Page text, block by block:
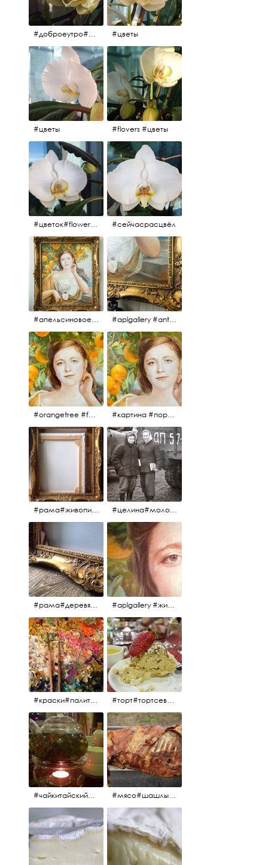
#доброеутро#май#солнце#цветы #майсолнцецветы #цветы
#цветы #flovers #цветы
#цветок#flowers #💜🌸 #сейчасрасцвёл
#апельсиновоедерево #плодородие #изобилие #картина #портрет #живопись #девушка #апельсиновоедерево #плодородие #рама #антикварнаярама #антиквариат #antiques #abundance #aplgallery #portrait #painting #frame #fertility #orangetree @aplgallery #aplgallery #antiques #painting #portrait #frame #antiqueframe #abundance #fertility #orangetree #антиквариат#картина#фрагмент #живопись #улыбка #девушка #портрет #рама #антикварнаярама #изобилие #плодородие #апельсиновоедерево
#orangetree #fertility #abundance #portrait #painting #живопись #портрет #картина #девушка #улыбка #aplgallery #картина #портрет #живопись #апельсиновоедерево # девушка #улыбка #изобилие #плодородие #painting #portrait #abundance #fertility #orangetree #aplgallery
#рама#живопись#антиквариат#спб#aplgallery #целина#молодёжьнацелине#комсомолки#50тыегода #50тые#СССР
#рама#деревяннаярама#антиквариат#живопись#aplgallery #aplgallery #живопись #портрет
#краски#палитра#картина#живопись#aplgallery #торт#тортсевер#север#severspb#северметрополь#безе#безесклубникой#тортвоздушный#тортсбезе#cake#meringuecake#meringuecakewithstrawberries @sever_metropol
#чайкитайский#чай#tea#teachinese @chinacook.ru #мясо#шашлык#шашлыкмашлык #пальчикиоближешь